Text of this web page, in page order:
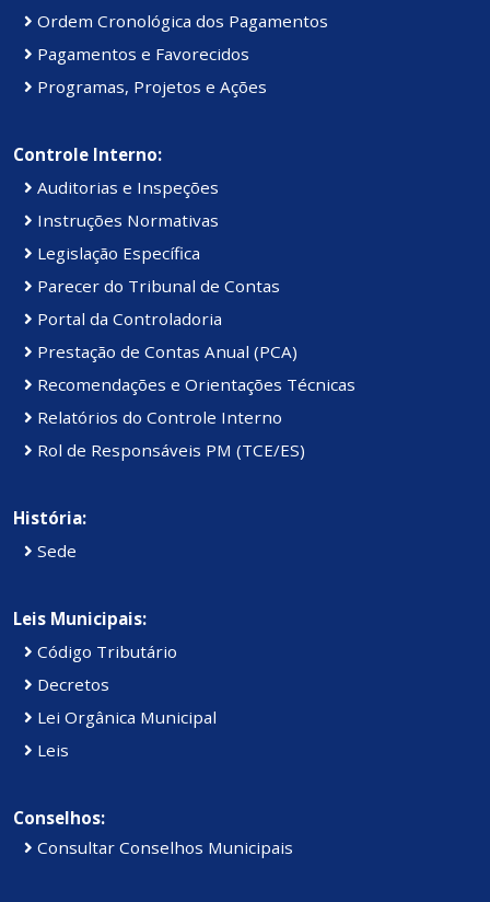
Ordem Cronológica dos Pagamentos
Pagamentos e Favorecidos
Programas, Projetos e Ações
Controle Interno:
Auditorias e Inspeções
Instruções Normativas
Legislação Específica
Parecer do Tribunal de Contas
Portal da Controladoria
Prestação de Contas Anual (PCA)
Recomendações e Orientações Técnicas
Relatórios do Controle Interno
Rol de Responsáveis PM (TCE/ES)
História:
Sede
Leis Municipais:
Código Tributário
Decretos
Lei Orgânica Municipal
Leis
Conselhos:
Consultar Conselhos Municipais